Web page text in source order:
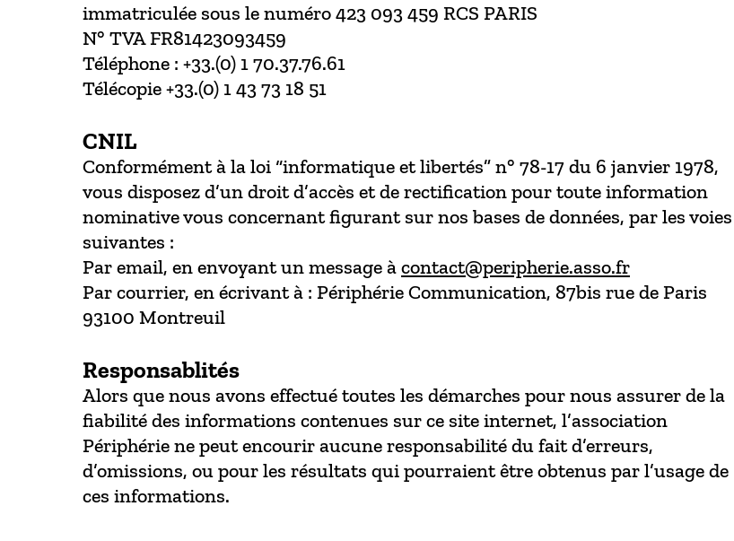
immatriculée sous le numéro 423 093 459 RCS PARIS
N° TVA FR81423093459
Téléphone : +33.(0) 1 70.37.76.61
Télécopie +33.(0) 1 43 73 18 51
CNIL
Conformément à la loi “informatique et libertés” n° 78-17 du 6 janvier 1978,
vous disposez d’un droit d’accès et de rectification pour toute information
nominative vous concernant figurant sur nos bases de données, par les voies
suivantes :
Par email, en envoyant un message à contact@peripherie.asso.fr
Par courrier, en écrivant à : Périphérie Communication, 87bis rue de Paris
93100 Montreuil
Responsablités
Alors que nous avons effectué toutes les démarches pour nous assurer de la
fiabilité des informations contenues sur ce site internet, l’association
Périphérie ne peut encourir aucune responsabilité du fait d’erreurs,
d’omissions, ou pour les résultats qui pourraient être obtenus par l’usage de
ces informations.